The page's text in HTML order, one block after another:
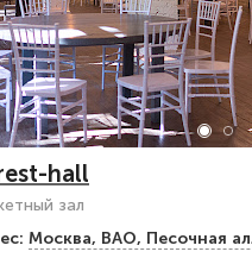
hall
зал
Москва, ВАО, Песочная